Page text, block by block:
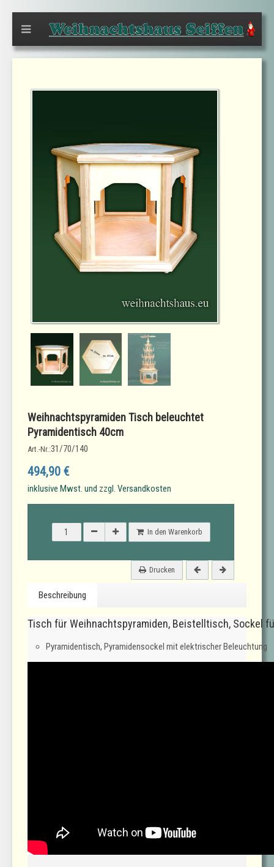
Weihnachtspyramiden Tisch beleuchtet
Pyramidentisch 40cm
Art.-Nr.:31/70/140
494,90 €
inklusive Mwst. und zzgl. Versandkosten
In den Warenkorb
Drucken
Beschreibung
Tisch für Weihnachtspyramiden, Beistelltisch, Sockel
Pyramidentisch, Pyramidensockel mit elektrischer Beleuchtung